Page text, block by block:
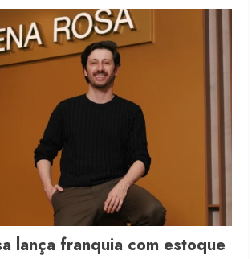
4 de agosto de 2026
lança franquia com estoque